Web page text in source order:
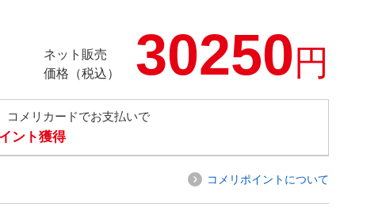
ネット販売
価格（税込）
30250円
コメリカードでお支払いで
ント獲得
コメリポイントについて